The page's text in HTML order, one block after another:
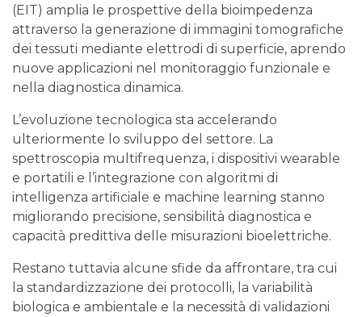
(EIT) amplia le prospettive della bioimpedenza
attraverso la generazione di immagini tomografiche
dei tessuti mediante elettrodi di superficie, aprendo
nuove applicazioni nel monitoraggio funzionale e
nella diagnostica dinamica.
L’evoluzione tecnologica sta accelerando
ulteriormente lo sviluppo del settore. La
spettroscopia multifrequenza, i dispositivi wearable
e portatili e l’integrazione con algoritmi di
intelligenza artificiale e machine learning stanno
migliorando precisione, sensibilità diagnostica e
capacità predittiva delle misurazioni bioelettriche.
Restano tuttavia alcune sfide da affrontare, tra cui
la standardizzazione dei protocolli, la variabilità
biologica e ambientale e la necessità di validazioni